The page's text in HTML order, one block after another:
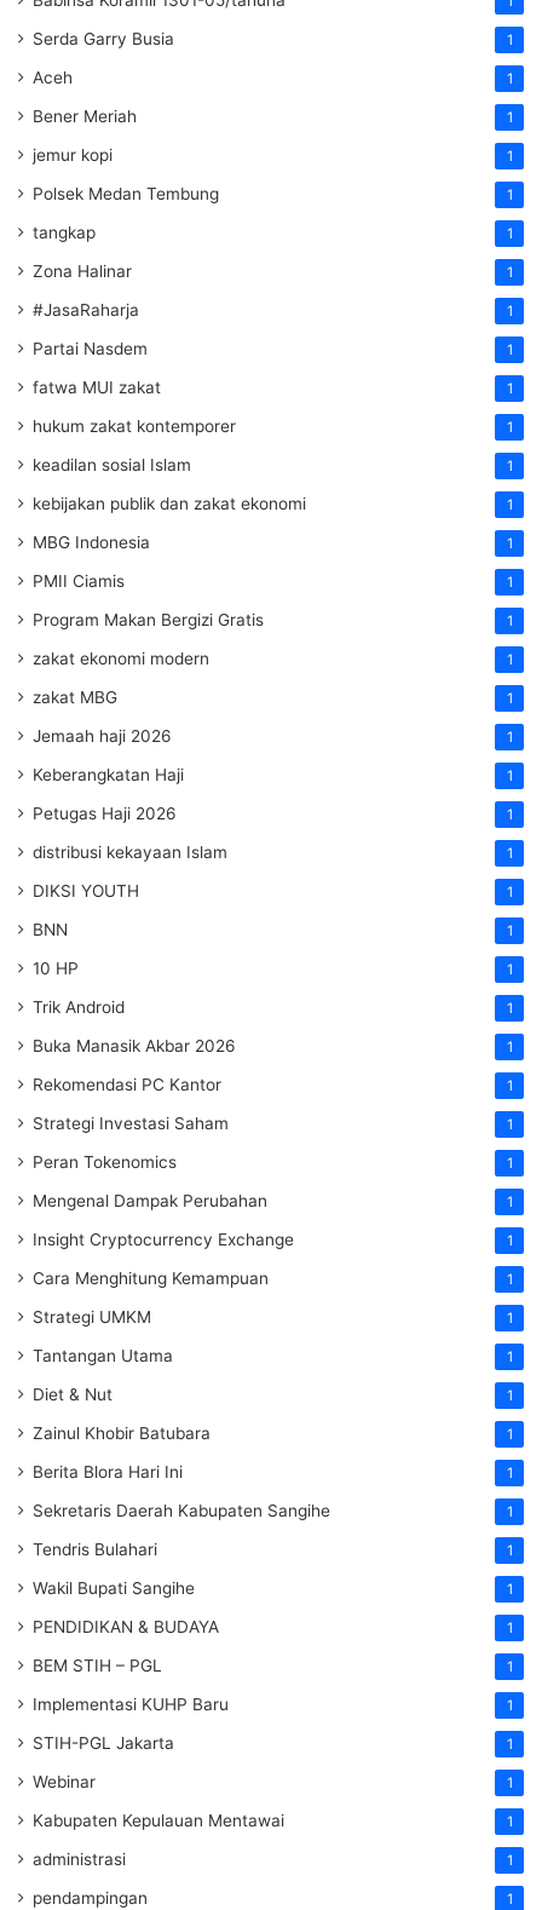
Serda Garry Busia 1
Aceh 1
Bener Meriah 1
jemur kopi 1
Polsek Medan Tembung 1
tangkap 1
Zona Halinar 1
#JasaRaharja 1
Partai Nasdem 1
fatwa MUI zakat 1
hukum zakat kontemporer 1
keadilan sosial Islam 1
kebijakan publik dan zakat ekonomi 1
MBG Indonesia 1
PMII Ciamis 1
Program Makan Bergizi Gratis 1
zakat ekonomi modern 1
zakat MBG 1
Jemaah haji 2026 1
Keberangkatan Haji 1
Petugas Haji 2026 1
distribusi kekayaan Islam 1
DIKSI YOUTH 1
BNN 1
10 HP 1
Trik Android 1
Buka Manasik Akbar 2026 1
Rekomendasi PC Kantor 1
Strategi Investasi Saham 1
Peran Tokenomics 1
Mengenal Dampak Perubahan 1
Insight Cryptocurrency Exchange 1
Cara Menghitung Kemampuan 1
Strategi UMKM 1
Tantangan Utama 1
Diet & Nut 1
Zainul Khobir Batubara 1
Berita Blora Hari Ini 1
Sekretaris Daerah Kabupaten Sangihe 1
Tendris Bulahari 1
Wakil Bupati Sangihe 1
PENDIDIKAN & BUDAYA 1
BEM STIH – PGL 1
Implementasi KUHP Baru 1
STIH-PGL Jakarta 1
Webinar 1
Kabupaten Kepulauan Mentawai 1
administrasi 1
pendampingan 1